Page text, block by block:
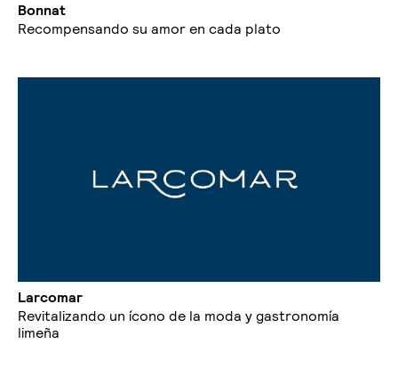
Bonnat
Recompensando su amor en cada plato
Larcomar
Revitalizando un ícono de la moda y gastronomía
limeña